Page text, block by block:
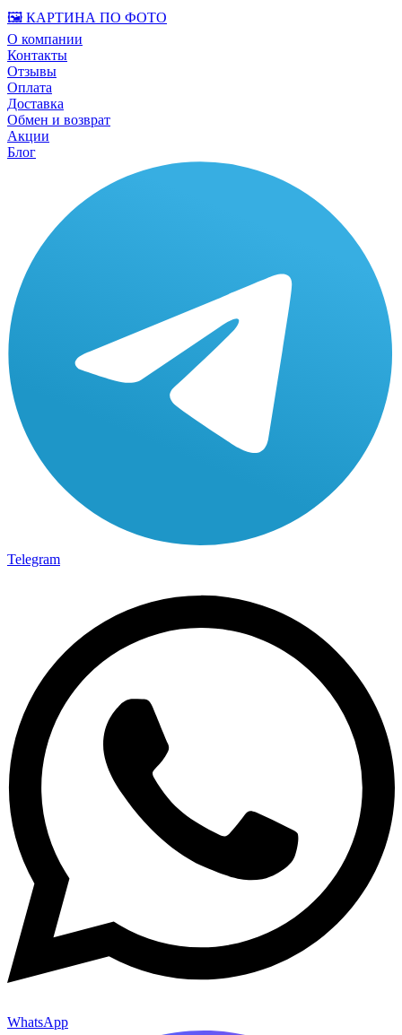
🖼️ КАРТИНА ПО ФОТО
О компании
Контакты
Отзывы
Оплата
Доставка
Обмен и возврат
Акции
Блог
Telegram
WhatsApp